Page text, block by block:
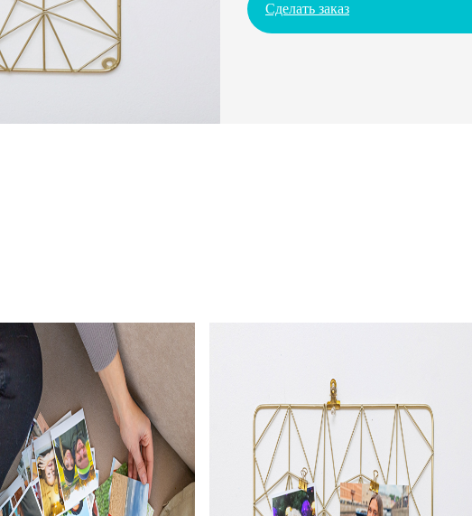
Сделать заказ